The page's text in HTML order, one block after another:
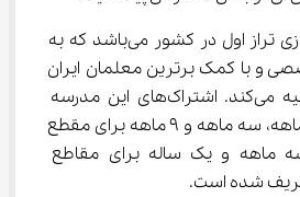
آی نو یک مدرسه مجازی تراز اول در کشور می‌باشد که به
و تخصصی و با کمک برترین معلمان ایران
ویدیوهای آموزشی تهیه می‌کند. اشتراک‌های این مدرسه
مجازی به صورت یک ماهه، سه ماهه و ۹ ماهه برای مقطع
ماهه و یک ساله برای مقاطع
شده است.